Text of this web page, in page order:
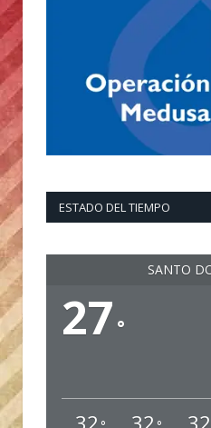
ESTADO DEL TIEMPO
SANTO
27 °